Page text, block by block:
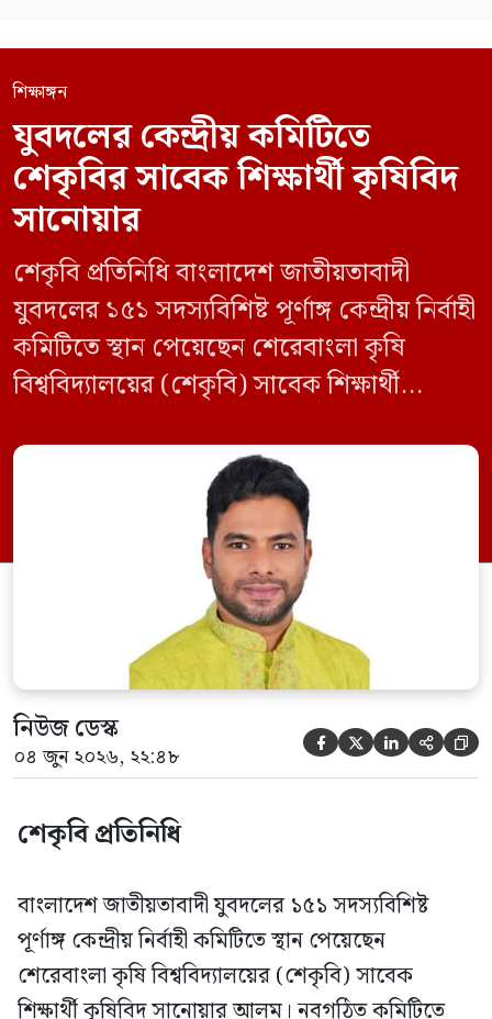
শিক্ষাঙ্গন
যুবদলের কেন্দ্রীয় কমিটিতে
শেকৃবির সাবেক শিক্ষার্থী কৃষিবিদ
সানোয়ার
শেকৃবি প্রতিনিধি বাংলাদেশ জাতীয়তাবাদী
যুবদলের ১৫১ সদস্যবিশিষ্ট পূর্ণাঙ্গ কেন্দ্রীয় নির্বাহী
কমিটিতে স্থান পেয়েছেন শেরেবাংলা কৃষি
বিশ্ববিদ্যালয়ের (শেকৃবি) সাবেক শিক্ষার্থী
তাকে কেন্দ্রীয় কৃষি বিষয়ক সম্পাদক হিসেবে
দায়িত্ব দেওয়া হয়েছে। বৃহস্পতিবার বিএনপির
সিনিয়র যুগ্ম মহাসচিব রুহুল কবির রিজভী
স্বাক্ষরিত এক বিজ্ঞপ্তিতে নতুন কমিটির
অনুমোদনের বিষয়টি জানানো হয়। কমিটিতে
আব্দুল মোনায়েম মুন্নাকে সভাপতি […]
নিউজ ডেস্ক
০৪ জুন ২০২৬, ২২:৪৮     
শেকৃবি প্রতিনিধি
বাংলাদেশ জাতীয়তাবাদী যুবদলের ১৫১ সদস্যবিশিষ্ট
পূর্ণাঙ্গ কেন্দ্রীয় নির্বাহী কমিটিতে স্থান পেয়েছেন
শেরেবাংলা কৃষি বিশ্ববিদ্যালয়ের (শেকৃবি) সাবেক
শিক্ষার্থী কৃষিবিদ সানোয়ার আলম। নবগঠিত কমিটিতে